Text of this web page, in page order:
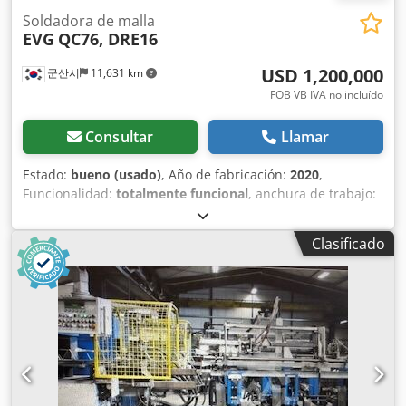
Espaciado entre los alambres de urdimbre extremos: máx.
2400 mm Longitud de la malla (longitud del alambre de
urdimbre): máx. 2500 - 6000 mm Dodpfxewu Tu De Aamskr
Espacio entre los hilos de urdimbre: mín. 100 mm Espacio
entre los hilos de trama: 25-250 mm Diámetro de los hilos
de urdimbre: 4,0 - 12,0 mm Diámetro de los hilos de
trama: 4,0 - 12,0 mm Número de hilos de urdimbre: máx.
cables de las líneas: 4 a 10 mm Diámetro de los alambres
transversales: 4 a 10 mm Separación entre cables de línea:
mín. 30 mm, programable de forma continua Longitud
máxima del alambre transversal (ancho de malla): 2500
malla: 3000 - 6000 mm Trafos: 8 x 160 Kva
군산시 11,631 km
Soldadora de malla
EVG QC76, DRE16
USD 1,200,000
FOB VB IVA no incluído
Consultar Llamar
Estado: bueno (usado), Año de fabricación: 2020,
Funcionalidad: totalmente funcional, anchura de trabajo:
, potencia de soldadura (máx.):
Diámetro del alambre (máx.):25 mm, tipo de corriente de
entrada:
, 1. Línea de Soldadura de Malla EVG
QC76/144-ZL/PV Descripción Línea de soldadura de malla
de alto rendimiento EVG - Tipo QC76/144-ZL/PV · Ancho
máximo de lámina: 3.700 mm (ancho de soldadura: 3.600
mm) · Rango de largo de lámina: 1.500 mm – 12.000 mm ·
Rango de diámetro de alambre: Alambre longitudinal (6 –
25 mm) / Alambre transversal (6 – 16 mm) · Velocidad
máxima de trabajo: 90 CA (alambre transversal) / min. ·
Clasificado